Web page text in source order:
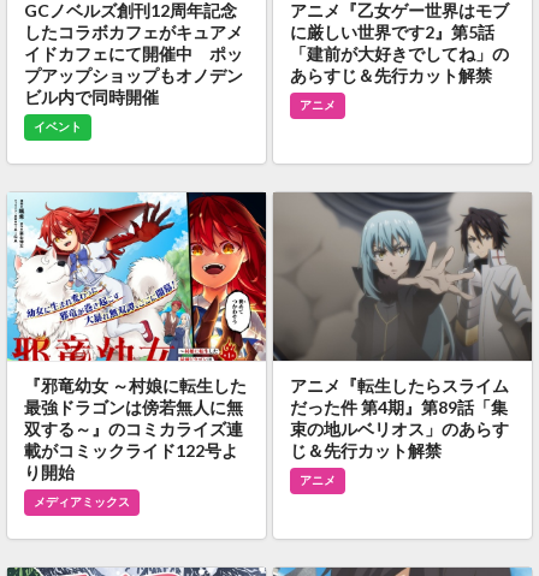
GCノベルズ創刊12周年記念
したコラボカフェがキュアメ
イドカフェにて開催中 ポッ
プアップショップもオノデン
ビル内で同時開催
イベント
アニメ『乙女ゲー世界はモブ
に厳しい世界です2』第5話
「建前が大好きでしてね」の
あらすじ＆先行カット解禁
アニメ
『邪竜幼女 ～村娘に転生した
最強ドラゴンは傍若無人に無
双する～』のコミカライズ連
載がコミックライド122号よ
り開始
メディアミックス
アニメ『転生したらスライム
だった件 第4期』第89話「集
束の地ルベリオス」のあらす
じ＆先行カット解禁
アニメ